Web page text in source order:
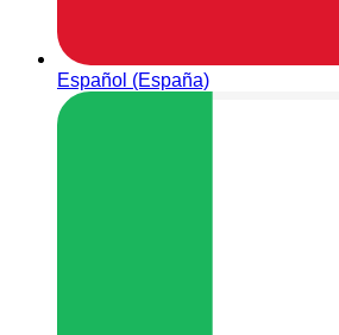
Español (España)